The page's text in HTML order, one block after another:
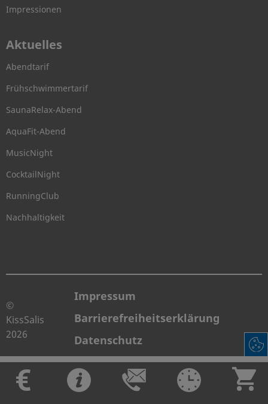
Impressionen
Aktuelles
Abendtarif
Frühschwimmertarif
SaunaRelax-Abend
AquaFit-Abend
MusicNight
CocktailNight
RunningClub
Nachhaltigkeit
©
KissSalis
2026
Impressum
Barrierefreiheitserklärung
Datenschutz